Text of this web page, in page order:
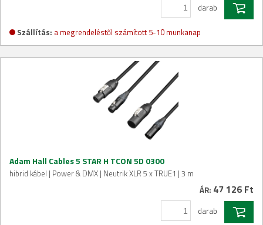
darab
Szállítás: a megrendeléstől számított 5-10 munkanap
Adam Hall Cables 5 STAR H TCON 5D 0300
hibrid kábel | Power & DMX | Neutrik XLR 5 x TRUE1 | 3 m
ÁR: 47 126 Ft
darab